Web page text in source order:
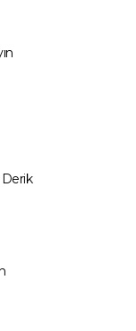
Derik